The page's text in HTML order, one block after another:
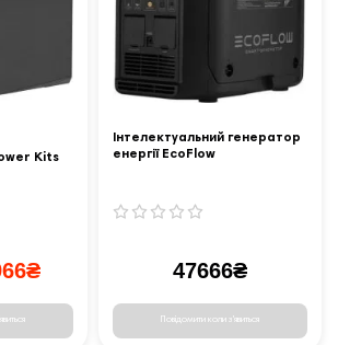
Kits
Інтелектуальний генератор
енергії EcoFlow
47666₴
Повідомити коли з'явиться